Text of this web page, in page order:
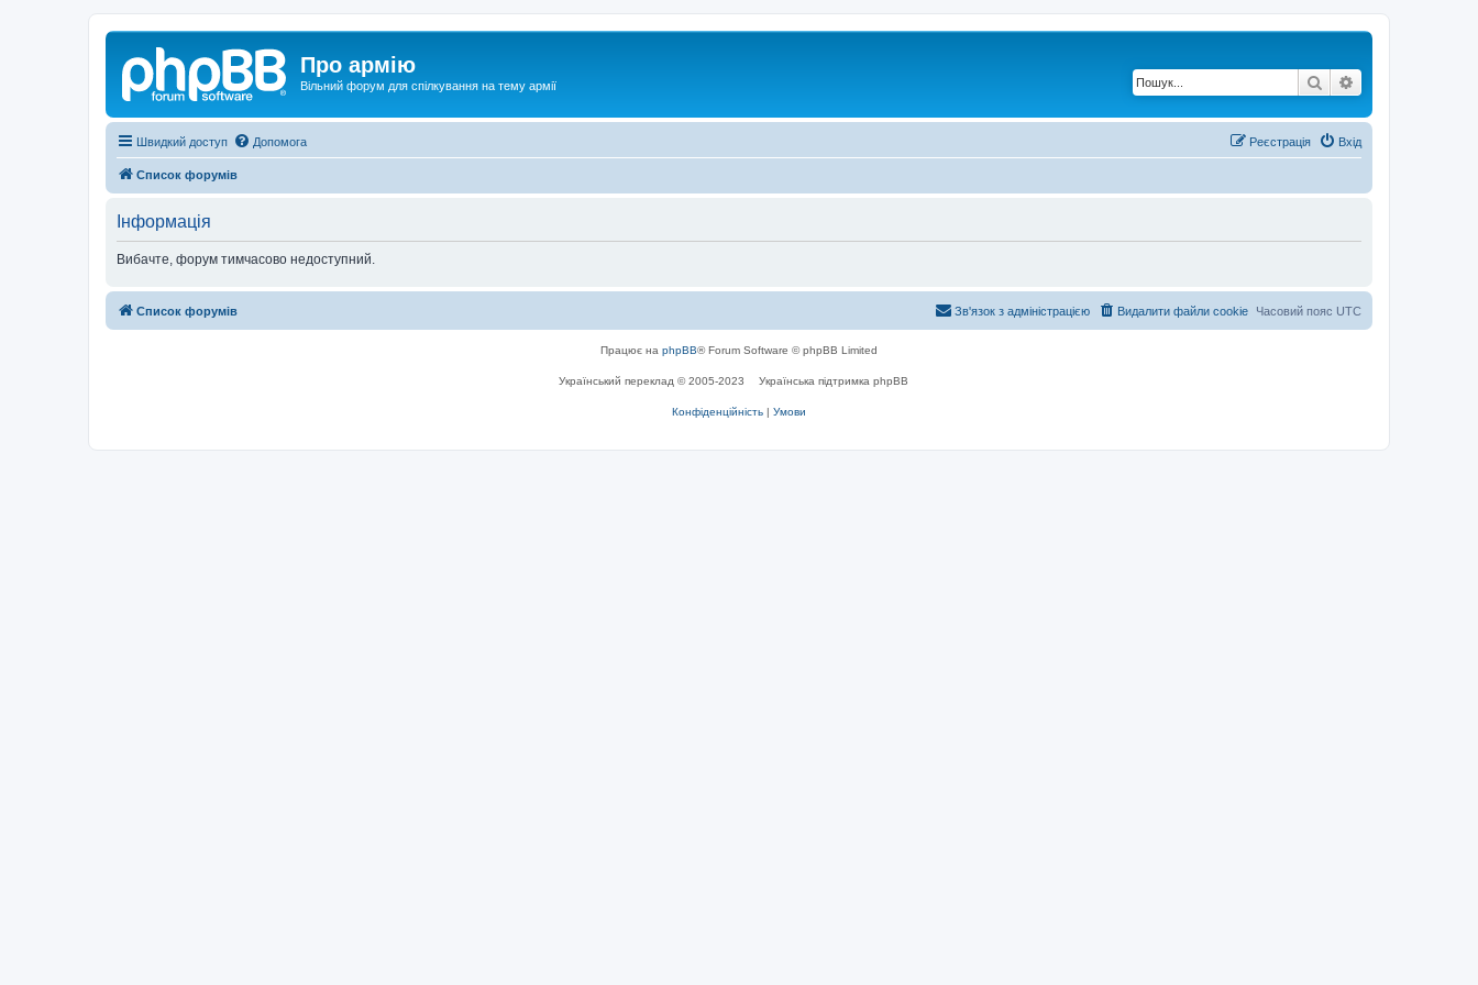
Про армію
Вільний форум для спілкування на тему армії Пошук
Швидкий доступ Допомога Вхід
Реєстрація
Список форумів
Інформація
Вибачте, форум тимчасово недоступний.
Список форумів Часовий пояс UTC
Видалити файли cookie
Зв'язок з адміністрацією
Працює на phpBB® Forum Software © phpBB Limited
Український переклад © 2005-2023 Українська підтримка phpBB
Конфіденційність | Умови